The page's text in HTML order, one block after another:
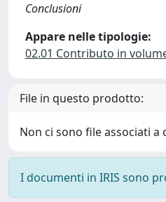
Conclusioni
Appare nelle tipologie:
02.01 Contributo in
File in questo prodotto:
Non ci sono file associati
I documenti in IRIS sono